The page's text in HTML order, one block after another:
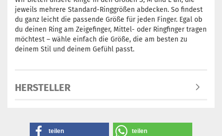
jeweils mehrere Standard-Ringgrößen abdecken. So findest
du ganz leicht die passende Größe für jeden Finger. Egal ob
du deinen Ring am Zeigefinger, Mittel- oder Ringfinger tragen
möchtest – wähle einfach die Größe, die am besten zu
deinem Stil und deinem Gefühl passt.
HERSTELLER
teilen teilen